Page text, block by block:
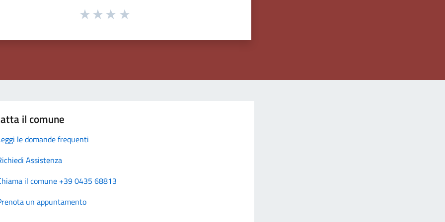
il comune
le domande frequenti
Assistenza
il comune +39 0435 68813
un appuntamento